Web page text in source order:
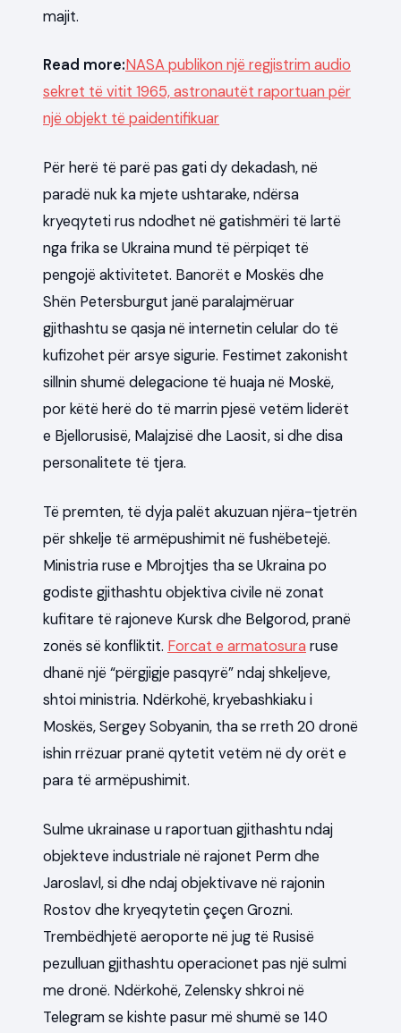
majit.
Read more:NASA publikon një regjistrim audio
sekret të vitit 1965, astronautët raportuan për
një objekt të paidentifikuar
Për herë të parë pas gati dy dekadash, në
paradë nuk ka mjete ushtarake, ndërsa
kryeqyteti rus ndodhet në gatishmëri të lartë
nga frika se Ukraina mund të përpiqet të
pengojë aktivitetet. Banorët e Moskës dhe
Shën Petersburgut janë paralajmëruar
gjithashtu se qasja në internetin celular do të
kufizohet për arsye sigurie. Festimet zakonisht
sillnin shumë delegacione të huaja në Moskë,
por këtë herë do të marrin pjesë vetëm liderët
e Bjellorusisë, Malajzisë dhe Laosit, si dhe disa
personalitete të tjera.
Të premten, të dyja palët akuzuan njëra-tjetrën
për shkelje të armëpushimit në fushëbetejë.
Ministria ruse e Mbrojtjes tha se Ukraina po
godiste gjithashtu objektiva civile në zonat
kufitare të rajoneve Kursk dhe Belgorod, pranë
zonës së konfliktit. Forcat e armatosura ruse
dhanë një “përgjigje pasqyrë” ndaj shkeljeve,
shtoi ministria. Ndërkohë, kryebashkiaku i
Moskës, Sergey Sobyanin, tha se rreth 20 dronë
ishin rrëzuar pranë qytetit vetëm në dy orët e
para të armëpushimit.
Sulme ukrainase u raportuan gjithashtu ndaj
objekteve industriale në rajonet Perm dhe
Jaroslavl, si dhe ndaj objektivave në rajonin
Rostov dhe kryeqytetin çeçen Grozni.
Trembëdhjetë aeroporte në jug të Rusisë
pezulluan gjithashtu operacionet pas një sulmi
me dronë. Ndërkohë, Zelensky shkroi në
Telegram se kishte pasur më shumë se 140